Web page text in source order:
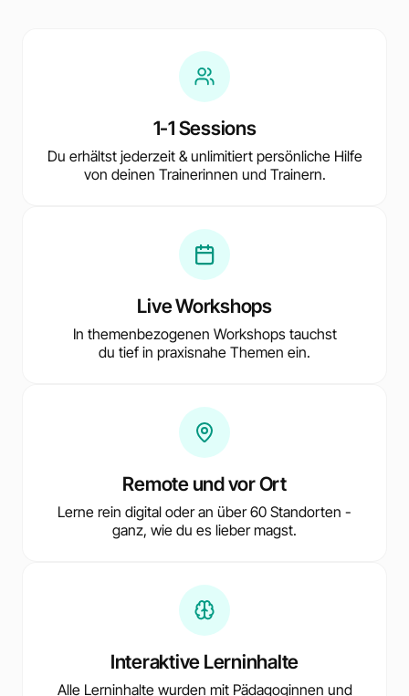
1-1 Sessions
Du erhältst jederzeit & unlimitiert persönliche Hilfe
von deinen Trainerinnen und Trainern.
Live Workshops
In themenbezogenen Workshops tauchst
du tief in praxisnahe Themen ein.
Remote und vor Ort
Lerne rein digital oder an über 60 Standorten -
ganz, wie du es lieber magst.
Interaktive Lerninhalte
Alle Lerninhalte wurden mit Pädagoginnen und